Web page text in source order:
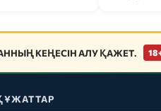
КЕҢЕСІН АЛУ ҚАЖЕТ.